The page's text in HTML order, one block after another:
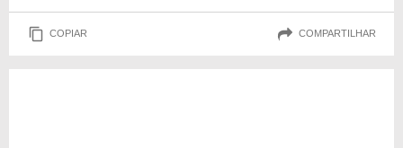
COPIAR COMPARTILHAR